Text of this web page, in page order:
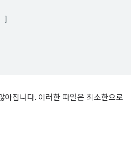
]
아집니다. 이러한 파일은 최소한으로